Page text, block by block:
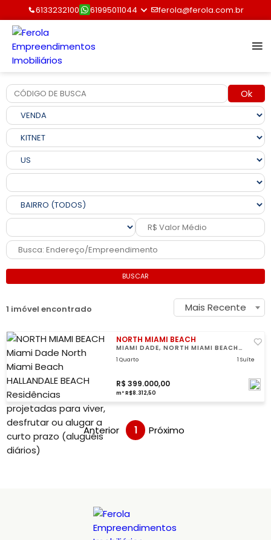
6133232100 61995011044 ferola@ferola.com.br
Ok
BUSCAR
1 imóvel encontrado Mais Recente
NORTH MIAMI BEACH
MIAMI DADE, NORTH MIAMI BEACH
1 Quarto 1 Suíte
R$ 399.000,00
m² R$8.312,50
Anterior 1 Próximo